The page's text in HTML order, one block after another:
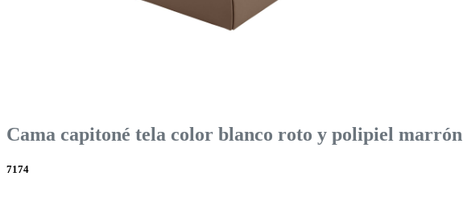
Cama capitoné tela color blanco roto y polipiel marrón
7174